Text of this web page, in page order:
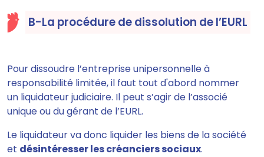
B-La procédure de dissolution de l’EURL
Pour dissoudre l’entreprise unipersonnelle à
responsabilité limitée,il faut tout d'abord nommer
un liquidateur judiciaire. Il peut s’agir de l’associé
unique ou du gérant de l’EURL.
Le liquidateur va donc liquider les biens de la société
et désintéresser les créanciers sociaux.